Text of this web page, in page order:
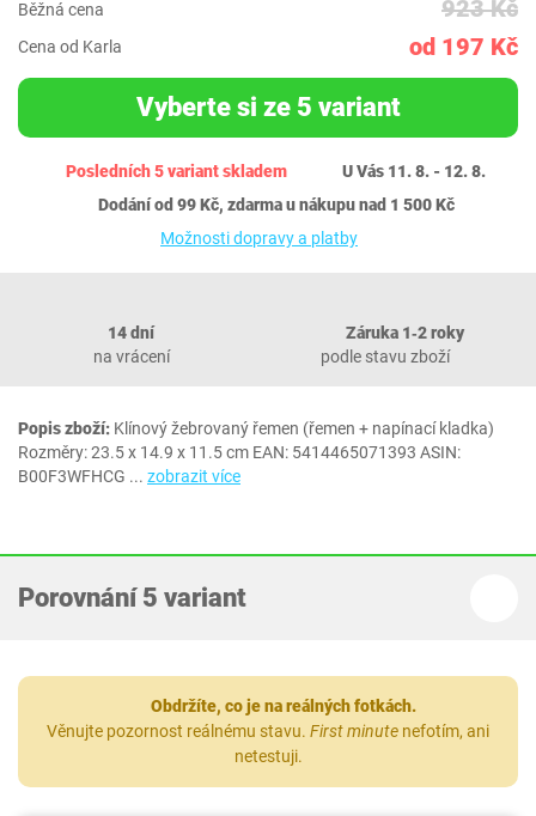
Běžná cena 923 Kč
Cena od Karla od 197 Kč
Vyberte si ze 5 variant
Posledních 5 variant skladem
U Vás 11. 8. - 12. 8.
Dodání od 99 Kč, zdarma u nákupu nad 1 500 Kč
Možnosti dopravy a platby
14 dní
na vrácení
Záruka 1‐2 roky
podle stavu zboží
Popis zboží: Klínový žebrovaný řemen (řemen + napínací kladka)
Rozměry: 23.5 x 14.9 x 11.5 cm EAN: 5414465071393 ASIN:
B00F3WFHCG ... zobrazit více
Porovnání 5 variant
Obdržíte, co je na reálných fotkách.
Věnujte pozornost reálnému stavu. First minute nefotím, ani
netestuji.